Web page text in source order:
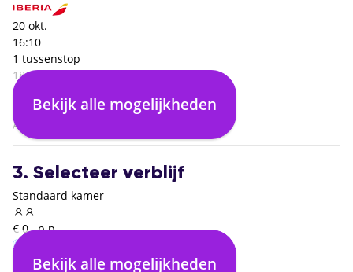
20 okt.
16:10
1 tussenstop
18:35
San Jose (SJO)
18:25
Amsterdam (AMS)
Bekijk alle mogelijkheden
3. Selecteer verblijf
Standaard kamer
€ 0,- p.p.
Inclusief ontbijt
Bekijk alle mogelijkheden